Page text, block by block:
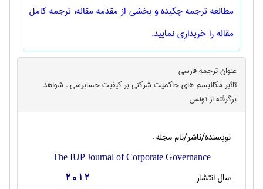
مطالعه ترجمه چکیده و بخشی از مقدمه مقاله، ترجمه کامل
مقاله را خریداری نمایید.
عنوان ترجمه فارسی
تاثیر مکانیسم های حاکمیت شرکتی بر کیفیت حسابرسی : شواهد
برگرفته از تونس
نویسنده/ناشر/نام مجله :
The IUP Journal of Corporate Governance
سال انتشار 2012